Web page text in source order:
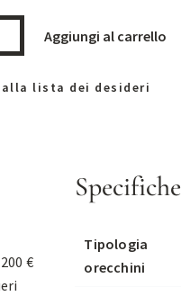
Aggiungi al carrello
lista dei desideri
€
Specifiche
Tipologia
orecchini